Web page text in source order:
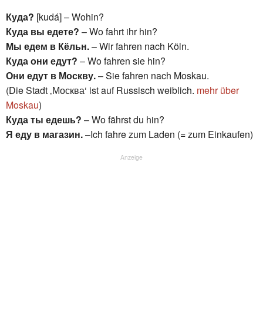
Куда? [kudá] – Wohin?
Куда вы едете? – Wo fahrt ihr hin?
Мы едем в Кёльн.– Wir fahren nach Köln.
Куда они едут? – Wo fahren sie hin?
Они едут в Москву.– Sie fahren nach Moskau.
(Die Stadt ‚Москва‘ ist auf Russisch weiblich. mehr über
Moskau)
Куда ты едешь? – Wo fährst du hin?
Я еду в магазин.–Ich fahre zum Laden (= zum Einkaufen)
Anzeige